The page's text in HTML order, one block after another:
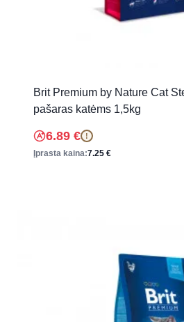
Brit Premium by Nature Cat
pašaras katėms 1,5kg
6.89 € !
Įprasta kaina:7.25 €